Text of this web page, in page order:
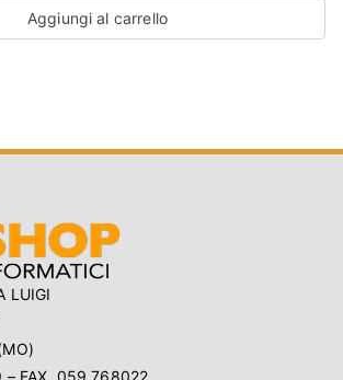
Aggiungi al carrello
LUIGI
FAX. 059 768022